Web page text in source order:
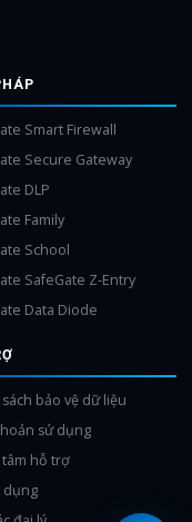
Smart Firewall
Secure Gateway
DLP
Family
School
SafeGate Z-Entry
Data Diode
bảo vệ dữ liệu
sử dụng
hỗ trợ
dụng